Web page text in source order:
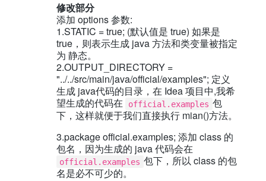
修改部分
添加 options 参数:
1.STATIC = true; (默认值是 true) 如果是
true，则表示生成 java 方法和类变量被指定
为 静态。
2.OUTPUT_DIRECTORY =
"../../src/main/java/official/examples"; 定义
生成 java代码的目录，在 Idea 项目中,我希
望生成的代码在
official.examples 包
下，这样就便于我们直接执行 mian()方法。
3.package official.examples; 添加 class 的
包名，因为生成的 java 代码会在
official.examples 包下，所以 class 的包
名是必不可少的。